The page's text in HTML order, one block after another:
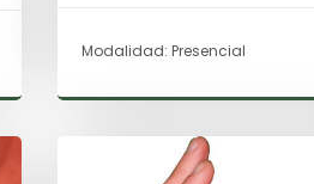
Modalidad: Presencial